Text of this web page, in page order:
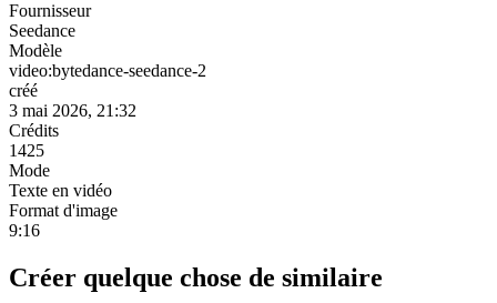
Fournisseur
Seedance
Modèle
video:bytedance-seedance-2
créé
3 mai 2026, 21:32
Crédits
1425
Mode
Texte en vidéo
Format d'image
9:16
Créer quelque chose de similaire